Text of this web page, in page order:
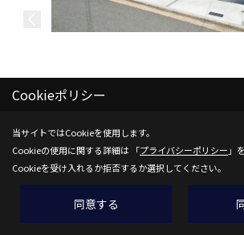
Cookieポリシー
当サイトではCookieを使用します。
Cookieの使用に関する詳細は 「プライバシーポリシー 」
Cookieを受け入れるか拒否するか選択してください。
同意する